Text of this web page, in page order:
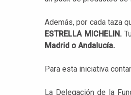
Además, por cada taza
ESTRELLA MICHELIN.
Madrid o Andalucía.
Para esta iniciativa
La Delegación de la